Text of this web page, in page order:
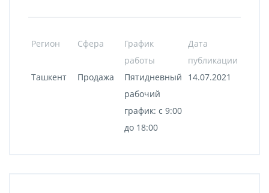
Регион Сфера
График
работы
Дата
публикации
Ташкент
Продажа
Пятидневный
рабочий
график: с 9:00
до 18:00
14.07.2021